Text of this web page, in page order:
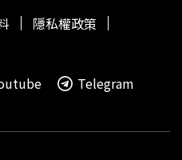
隱私權政策
Telegram